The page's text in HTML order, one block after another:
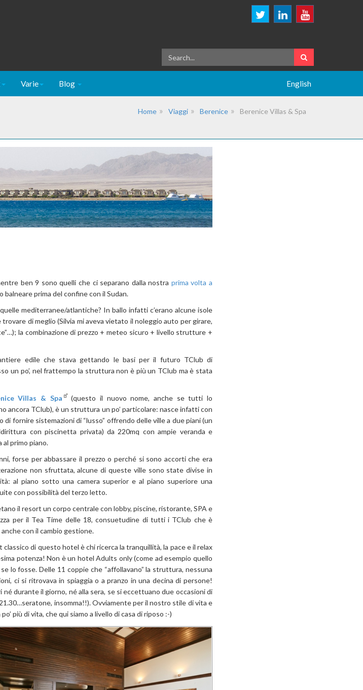
Varie Blog English
Home Viaggi Berenice Berenice Villas & Spa
ben 9 sono quelli che ci separano dalla nostra prima volta a
balneare prima del confine con il Sudan.
mediterranee/atlantiche? In ballo infatti c’erano alcune isole
di meglio (Silvia mi aveva vietato il noleggio auto per girare,
la combinazione di prezzo + meteo sicuro + livello strutture +
edile che stava gettando le basi per il futuro TClub di
un po’, nel frattempo la struttura non è più un TClub ma è stata
Villas & Spa
(questo il nuovo nome, anche se tutti lo
ancora TClub), è un struttura un po’ particolare: nasce infatti con
di fornire sistemazioni di “lusso” offrendo delle ville a due piani (un
con piscinetta privata) da 220mq con ampie veranda e
al primo piano.
forse per abbassare il prezzo o perché si sono accorti che era
non sfruttata, alcune di queste ville sono state divise in
al piano sotto una camera superior e al piano superiore una
con possibilità del terzo letto.
il resort un corpo centrale con lobby, piscine, ristorante, SPA e
per il Tea Time delle 18, consuetudine di tutti i TClub che è
con il cambio gestione.
classico di questo hotel è chi ricerca la tranquillità, la pace e il relax
potenza! Non è un hotel Adults only (come ad esempio quello
lo fosse. Delle 11 coppie che “affollavano” la struttura, nessuna
ci si ritrovava in spiaggia o a pranzo in una decina di persone!
né durante il giorno, né alla sera, se si eccettuano due occasioni di
insomma!!). Ovviamente per il nostro stile di vita e
più di vita, che qui siamo a livello di casa di riposo :-)